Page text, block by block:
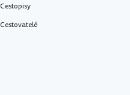
Cestopisy
Cestovatelé